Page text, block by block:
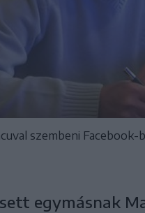
szembeni
egymásnak